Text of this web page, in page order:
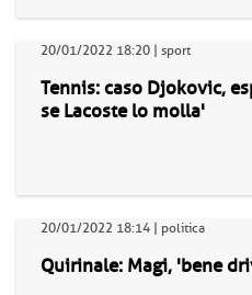
20/01/2022 18:20 | sport
Tennis: caso Djokovic,
se Lacoste lo molla'
20/01/2022 18:14 | politica
Quirinale: Magi, 'bene